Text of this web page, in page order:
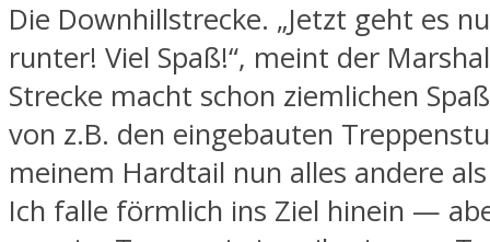
Die Downhillstrecke. „Jetzt geht es
runter! Viel Spaß!“, meint der
Strecke macht schon ziemlichen
von z.B. den eingebauten
meinem Hardtail nun alles andere
Ich falle förmlich ins Ziel hinein —